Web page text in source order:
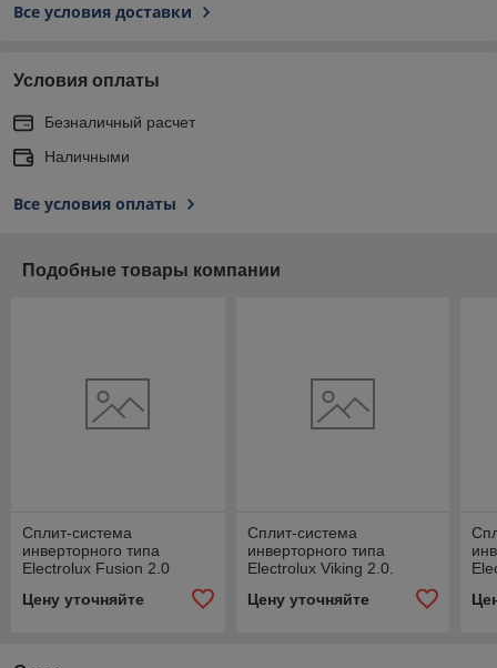
Все условия доставки
Условия оплаты
Безналичный расчет
Наличными
Все условия оплаты
Подобные товары компании
Сплит-система
инверторного типа
Electrolux Fusion 2.0
Super DC Inverter EACS/I-
09HF2/N8 комплект
Цену уточняйте
Сплит-система
инверторного типа
Electrolux Viking 2.0.
Super DC Inverter EACS/I-
09HVI/N8_21Y комплект
Цену уточняйте